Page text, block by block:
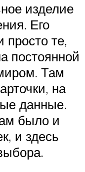
изделие
Его
те,
постоянной
Там
на
данные.
было и
и здесь